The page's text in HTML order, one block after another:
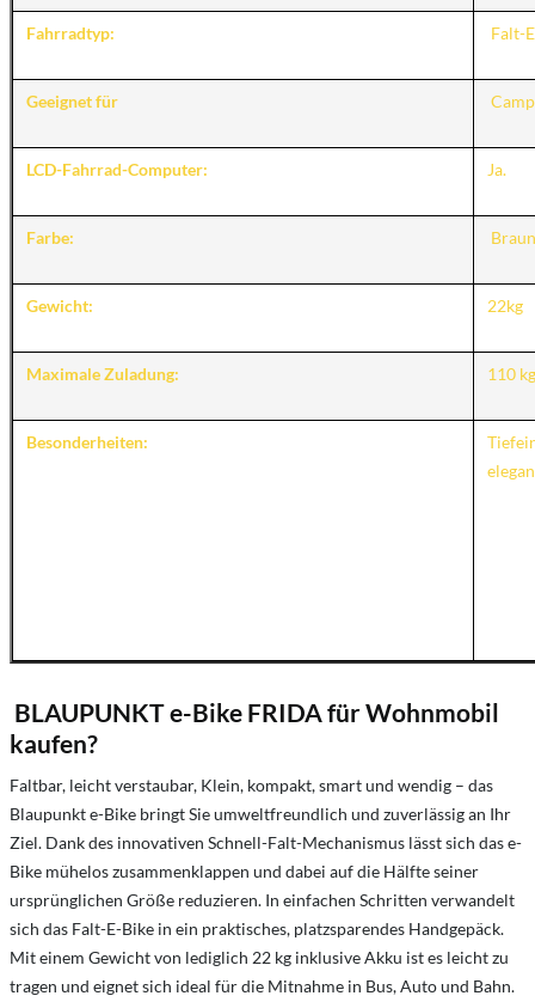
Fahrradtyp: Falt-
Geeignet für
LCD-Fahrrad-Computer: Ja.
Farbe:
Gewicht: 22kg
Maximale Zuladung: 110 kg
Besonderheiten:
BLAUPUNKT e-Bike FRIDA für Wohnmobil
kaufen?
Faltbar, leicht verstaubar, Klein, kompakt, smart und wendig – das
Blaupunkt e-Bike bringt Sie umweltfreundlich und zuverlässig an Ihr
Ziel. Dank des innovativen Schnell-Falt-Mechanismus lässt sich das e-
Bike mühelos zusammenklappen und dabei auf die Hälfte seiner
ursprünglichen Größe reduzieren. In einfachen Schritten verwandelt
sich das Falt-E-Bike in ein praktisches, platzsparendes Handgepäck.
Mit einem Gewicht von lediglich 22 kg inklusive Akku ist es leicht zu
tragen und eignet sich ideal für die Mitnahme in Bus, Auto und Bahn.